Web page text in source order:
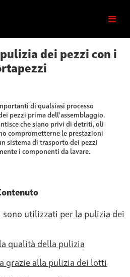
dei pezzi con i
di qualsiasi processo
pezzi prima dell'assemblaggio.
che siano privi di detriti, oli
comprometterne le prestazioni
sistema di trasporto dei pezzi
i componenti da lavare.
sono utilizzati per la pulizia dei
qualità della pulizia
grazie alla pulizia dei lotti